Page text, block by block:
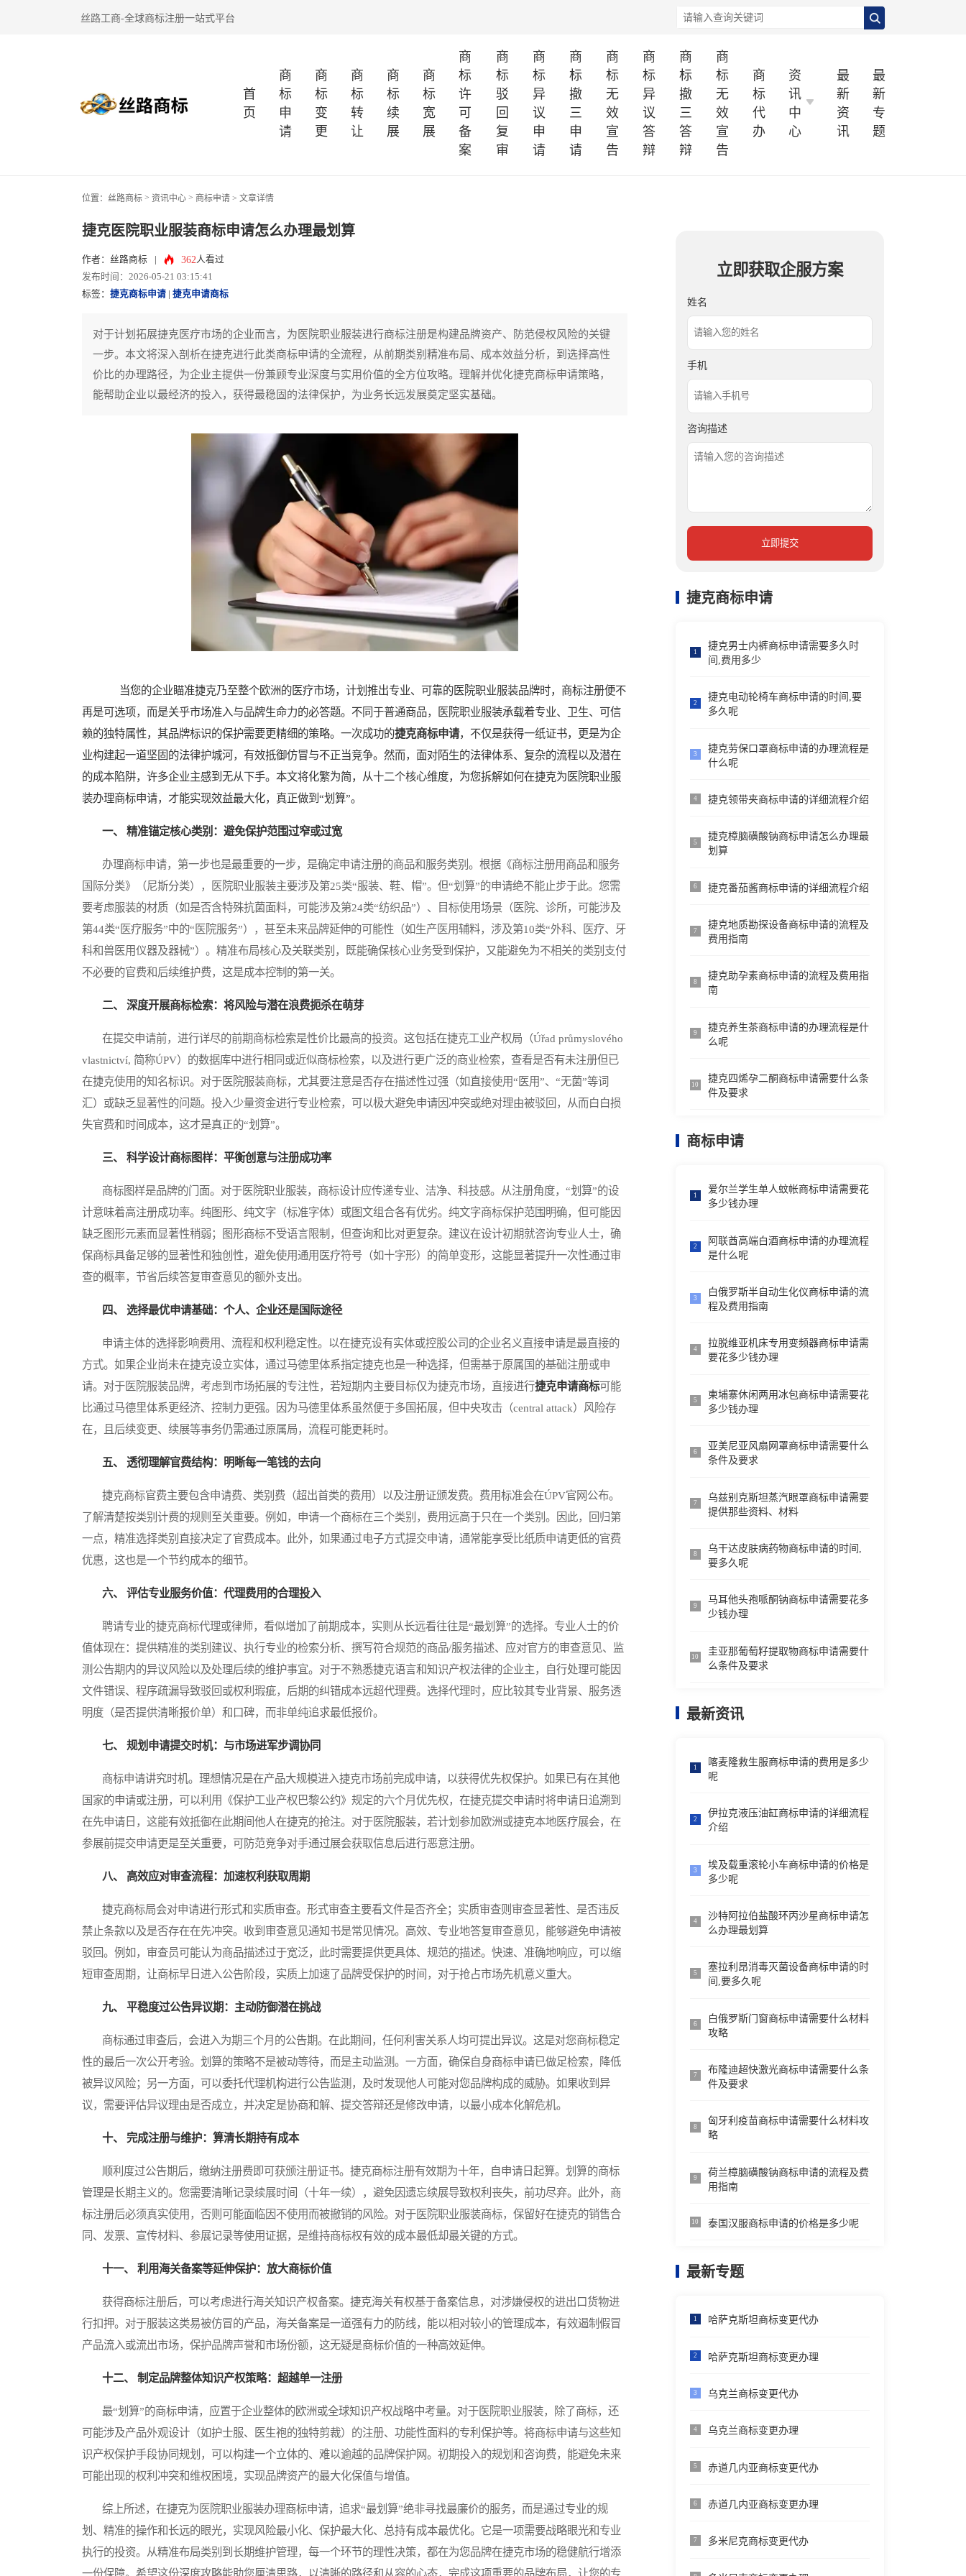
丝路工商-全球商标注册一站式平台
首
页
商
标
申
请
商
标
变
更
商
标
转
让
商
标
续
展
商
标
宽
展
商
标
许
可
备
案
商
标
驳
回
复
审
商
标
异
议
申
请
商
标
撤
三
申
请
商
标
无
效
宣
告
商
标
异
议
答
辩
商
标
撤
三
答
辩
商
标
无
效
宣
告
商
标
代
办
资
讯
中
心
最
新
资
讯
最
新
专
题
位置： 丝路商标 > 资讯中心 > 商标申请 > 文章详情
捷克医院职业服装商标申请怎么办理最划算
作者：丝路商标 362人看过
发布时间：2026-05-21 03:15:41
标签： 捷克商标申请 捷克申请商标
对于计划拓展捷克医疗市场的企业而言，为医院职业服装进行商标注册是构建品牌资产、防范侵权风险的关键
一步。本文将深入剖析在捷克进行此类商标申请的全流程，从前期类别精准布局、成本效益分析，到选择高性
价比的办理路径，为企业主提供一份兼顾专业深度与实用价值的全方位攻略。理解并优化捷克商标申请策略，
能帮助企业以最经济的投入，获得最稳固的法律保护，为业务长远发展奠定坚实基础。
当您的企业瞄准捷克乃至整个欧洲的医疗市场，计划推出专业、可靠的医院职业服装品牌时，商标注册便不
再是可选项，而是关乎市场准入与品牌生命力的必答题。不同于普通商品，医院职业服装承载着专业、卫生、可信
赖的独特属性，其品牌标识的保护需要更精细的策略。一次成功的捷克商标申请，不仅是获得一纸证书，更是为企
业构建起一道坚固的法律护城河，有效抵御仿冒与不正当竞争。然而，面对陌生的法律体系、复杂的流程以及潜在
的成本陷阱，许多企业主感到无从下手。本文将化繁为简，从十二个核心维度，为您拆解如何在捷克为医院职业服
装办理商标申请，才能实现效益最大化，真正做到“划算”。
一、 精准锚定核心类别：避免保护范围过窄或过宽
办理商标申请，第一步也是最重要的一步，是确定申请注册的商品和服务类别。根据《商标注册用商品和服务
国际分类》（尼斯分类），医院职业服装主要涉及第25类“服装、鞋、帽”。但“划算”的申请绝不能止步于此。您需
要考虑服装的材质（如是否含特殊抗菌面料，可能涉及第24类“纺织品”）、目标使用场景（医院、诊所，可能涉及
第44类“医疗服务”中的“医院服务”），甚至未来品牌延伸的可能性（如生产医用辅料，涉及第10类“外科、医疗、牙
科和兽医用仪器及器械”）。精准布局核心及关联类别，既能确保核心业务受到保护，又能避免为不相关的类别支付
不必要的官费和后续维护费，这是成本控制的第一关。
二、 深度开展商标检索：将风险与潜在浪费扼杀在萌芽
在提交申请前，进行详尽的前期商标检索是性价比最高的投资。这包括在捷克工业产权局（Úřad průmyslového
vlastnictví, 简称ÚPV）的数据库中进行相同或近似商标检索，以及进行更广泛的商业检索，查看是否有未注册但已
在捷克使用的知名标识。对于医院服装商标，尤其要注意是否存在描述性过强（如直接使用“医用”、“无菌”等词
汇）或缺乏显著性的问题。投入少量资金进行专业检索，可以极大避免申请因冲突或绝对理由被驳回，从而白白损
失官费和时间成本，这才是真正的“划算”。
三、 科学设计商标图样：平衡创意与注册成功率
商标图样是品牌的门面。对于医院职业服装，商标设计应传递专业、洁净、科技感。从注册角度，“划算”的设
计意味着高注册成功率。纯图形、纯文字（标准字体）或图文组合各有优劣。纯文字商标保护范围明确，但可能因
缺乏图形元素而显著性稍弱；图形商标不受语言限制，但查询和比对更复杂。建议在设计初期就咨询专业人士，确
保商标具备足够的显著性和独创性，避免使用通用医疗符号（如十字形）的简单变形，这能显著提升一次性通过审
查的概率，节省后续答复审查意见的额外支出。
四、 选择最优申请基础：个人、企业还是国际途径
申请主体的选择影响费用、流程和权利稳定性。以在捷克设有实体或控股公司的企业名义直接申请是最直接的
方式。如果企业尚未在捷克设立实体，通过马德里体系指定捷克也是一种选择，但需基于原属国的基础注册或申
请。对于医院服装品牌，考虑到市场拓展的专注性，若短期内主要目标仅为捷克市场，直接进行捷克申请商标可能
比通过马德里体系更经济、控制力更强。因为马德里体系虽然便于多国拓展，但中央攻击（central attack）风险存
在，且后续变更、续展等事务仍需通过原属局，流程可能更耗时。
五、 透彻理解官费结构：明晰每一笔钱的去向
捷克商标官费主要包含申请费、类别费（超出首类的费用）以及注册证颁发费。费用标准会在ÚPV官网公布。
了解清楚按类别计费的规则至关重要。例如，申请一个商标在三个类别，费用远高于只在一个类别。因此，回归第
一点，精准选择类别直接决定了官费成本。此外，如果通过电子方式提交申请，通常能享受比纸质申请更低的官费
优惠，这也是一个节约成本的细节。
六、 评估专业服务价值：代理费用的合理投入
聘请专业的捷克商标代理或律师，看似增加了前期成本，实则从长远看往往是“最划算”的选择。专业人士的价
值体现在：提供精准的类别建议、执行专业的检索分析、撰写符合规范的商品/服务描述、应对官方的审查意见、监
测公告期内的异议风险以及处理后续的维护事宜。对于不熟悉捷克语言和知识产权法律的企业主，自行处理可能因
文件错误、程序疏漏导致驳回或权利瑕疵，后期的纠错成本远超代理费。选择代理时，应比较其专业背景、服务透
明度（是否提供清晰报价单）和口碑，而非单纯追求最低报价。
七、 规划申请提交时机：与市场进军步调协同
商标申请讲究时机。理想情况是在产品大规模进入捷克市场前完成申请，以获得优先权保护。如果已有在其他
国家的申请或注册，可以利用《保护工业产权巴黎公约》规定的六个月优先权，在捷克提交申请时将申请日追溯到
在先申请日，这能有效抵御在此期间他人在捷克的抢注。对于医院服装，若计划参加欧洲或捷克本地医疗展会，在
参展前提交申请更是至关重要，可防范竞争对手通过展会获取信息后进行恶意注册。
八、 高效应对审查流程：加速权利获取周期
捷克商标局会对申请进行形式和实质审查。形式审查主要看文件是否齐全；实质审查则审查显著性、是否违反
禁止条款以及是否存在在先冲突。收到审查意见通知书是常见情况。高效、专业地答复审查意见，能够避免申请被
驳回。例如，审查员可能认为商品描述过于宽泛，此时需要提供更具体、规范的描述。快速、准确地响应，可以缩
短审查周期，让商标早日进入公告阶段，实质上加速了品牌受保护的时间，对于抢占市场先机意义重大。
九、 平稳度过公告异议期：主动防御潜在挑战
商标通过审查后，会进入为期三个月的公告期。在此期间，任何利害关系人均可提出异议。这是对您商标稳定
性的最后一次公开考验。划算的策略不是被动等待，而是主动监测。一方面，确保自身商标申请已做足检索，降低
被异议风险；另一方面，可以委托代理机构进行公告监测，及时发现他人可能对您品牌构成的威胁。如果收到异
议，需要评估异议理由是否成立，并决定是协商和解、提交答辩还是修改申请，以最小成本化解危机。
十、 完成注册与维护：算清长期持有成本
顺利度过公告期后，缴纳注册费即可获颁注册证书。捷克商标注册有效期为十年，自申请日起算。划算的商标
管理是长期主义的。您需要清晰记录续展时间（十年一续），避免因遗忘续展导致权利丧失，前功尽弃。此外，商
标注册后必须真实使用，否则可能面临因不使用而被撤销的风险。对于医院职业服装商标，保留好在捷克的销售合
同、发票、宣传材料、参展记录等使用证据，是维持商标权有效的成本最低却最关键的方式。
十一、 利用海关备案等延伸保护：放大商标价值
获得商标注册后，可以考虑进行海关知识产权备案。捷克海关有权基于备案信息，对涉嫌侵权的进出口货物进
行扣押。对于服装这类易被仿冒的产品，海关备案是一道强有力的防线，能以相对较小的管理成本，有效遏制假冒
产品流入或流出市场，保护品牌声誉和市场份额，这无疑是商标价值的一种高效延伸。
十二、 制定品牌整体知识产权策略：超越单一注册
最“划算”的商标申请，应置于企业整体的欧洲或全球知识产权战略中考量。对于医院职业服装，除了商标，还
可能涉及产品外观设计（如护士服、医生袍的独特剪裁）的注册、功能性面料的专利保护等。将商标申请与这些知
识产权保护手段协同规划，可以构建一个立体的、难以逾越的品牌保护网。初期投入的规划和咨询费，能避免未来
可能出现的权利冲突和维权困境，实现品牌资产的最大化保值与增值。
综上所述，在捷克为医院职业服装办理商标申请，追求“最划算”绝非寻找最廉价的服务，而是通过专业的规
划、精准的操作和长远的眼光，实现风险最小化、保护最大化、总持有成本最优化。它是一项需要战略眼光和专业
执行的投资。从精准布局类别到长期维护管理，每一个环节的理性决策，都在为您品牌在捷克市场的稳健航行增添
立即获取企服方案
姓名
手机
咨询描述
立即提交
捷克商标申请
1
捷克男士内裤商标申请需要多久时
间,费用多少
2
捷克电动轮椅车商标申请的时间,要
多久呢
3
捷克劳保口罩商标申请的办理流程是
什么呢
4 捷克领带夹商标申请的详细流程介绍
5
捷克樟脑磺酸钠商标申请怎么办理最
划算
6 捷克番茄酱商标申请的详细流程介绍
7
捷克地质勘探设备商标申请的流程及
费用指南
8
捷克助孕素商标申请的流程及费用指
南
9
捷克养生茶商标申请的办理流程是什
么呢
10
捷克四烯孕二酮商标申请需要什么条
件及要求
商标申请
1
爱尔兰学生单人蚊帐商标申请需要花
多少钱办理
2
阿联酋高端白酒商标申请的办理流程
是什么呢
3
白俄罗斯半自动生化仪商标申请的流
程及费用指南
4
拉脱维亚机床专用变频器商标申请需
要花多少钱办理
5
柬埔寨休闲两用冰包商标申请需要花
多少钱办理
6
亚美尼亚风扇网罩商标申请需要什么
条件及要求
7
乌兹别克斯坦蒸汽眼罩商标申请需要
提供那些资料、材料
8
乌干达皮肤病药物商标申请的时间,
要多久呢
9
马耳他头孢哌酮钠商标申请需要花多
少钱办理
10
圭亚那葡萄籽提取物商标申请需要什
么条件及要求
最新资讯
1
喀麦隆救生服商标申请的费用是多少
呢
2
伊拉克液压油缸商标申请的详细流程
介绍
3
埃及载重滚轮小车商标申请的价格是
多少呢
4
沙特阿拉伯盐酸环丙沙星商标申请怎
么办理最划算
5
塞拉利昂消毒灭菌设备商标申请的时
间,要多久呢
6
白俄罗斯门窗商标申请需要什么材料
攻略
7
布隆迪超快激光商标申请需要什么条
件及要求
8
匈牙利疫苗商标申请需要什么材料攻
略
9
荷兰樟脑磺酸钠商标申请的流程及费
用指南
10 泰国汉服商标申请的价格是多少呢
最新专题
1 哈萨克斯坦商标变更代办
2 哈萨克斯坦商标变更办理
3 乌克兰商标变更代办
4 乌克兰商标变更办理
5 赤道几内亚商标变更代办
6 赤道几内亚商标变更办理
7 多米尼克商标变更代办